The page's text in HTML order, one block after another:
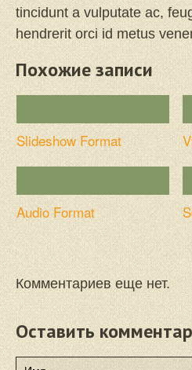
tincidunt a vulputate ac,
hendrerit orci id metus
Похожие записи
Slideshow Format
Audio Format
Комментариев еще нет.
Оставить